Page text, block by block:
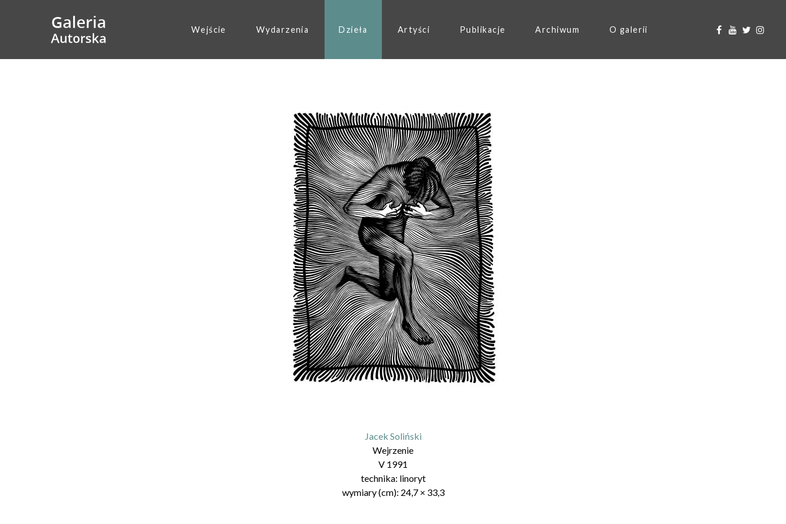
Wejście Wydarzenia Dzieła Artyści Publikacje Archiwum O galerii
Jacek Soliński
Wejrzenie
V 1991
technika: linoryt
wymiary (cm): 24,7× 33,3